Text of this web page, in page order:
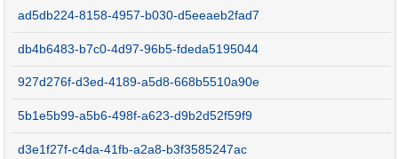
ad5db224-8158-4957-b030-d5eeaeb2fad7
db4b6483-b7c0-4d97-96b5-fdeda5195044
927d276f-d3ed-4189-a5d8-668b5510a90e
5b1e5b99-a5b6-498f-a623-d9b2d52f59f9
d3e1f27f-c4da-41fb-a2a8-b3f3585247ac